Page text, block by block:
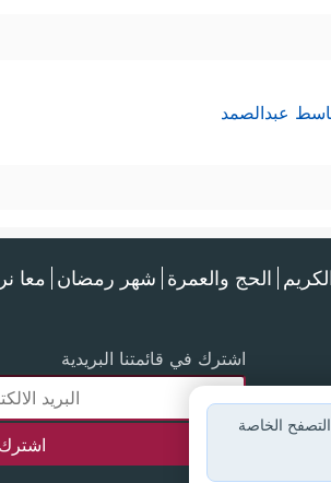
عبدالصمد
الحج والعمرة شهر رمضان معا
اشترك في قائمتنا البريدية
الخاصة